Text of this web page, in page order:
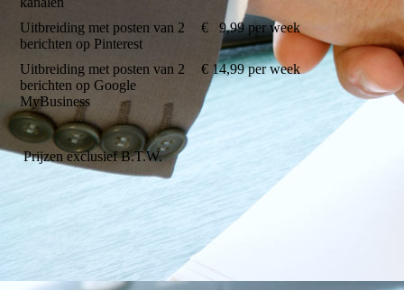
Uitbreiding met posten van 2
berichten op Pinterest
€ 9,99 per week
Uitbreiding met posten van 2
berichten op Google
MyBusiness
€ 14,99 per week
Prijzen exclusief B.T.W.